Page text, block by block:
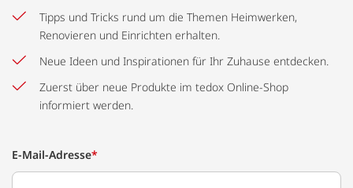
Tipps und Tricks rund um die Themen Heimwerken,
Renovieren und Einrichten erhalten.
Neue Ideen und Inspirationen für Ihr Zuhause entdecken.
Zuerst über neue Produkte im tedox Online-Shop
informiert werden.
E-Mail-Adresse*